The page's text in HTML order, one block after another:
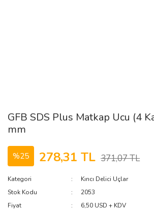
GFB SDS Plus Matkap Ucu (4
mm
%25 278,31 TL 371,07 TL
Kategori
Kırıcı Delici Uçlar
Stok Kodu
2053
Fiyat
6,50 USD + KDV